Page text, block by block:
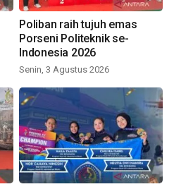
Poliban raih tujuh emas
Porseni Politeknik se-
Indonesia 2026
Senin, 3 Agustus 2026